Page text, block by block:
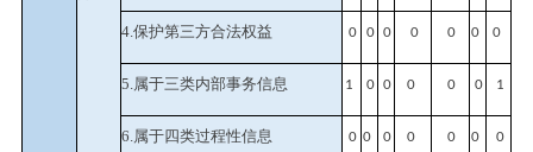
4.保护第三方合法权益 0 0 0 0 0 0 0
5.属于三类内部事务信息 1 0 0 0 0 0 1
6.属于四类过程性信息 0 0 0 0 0 0 0